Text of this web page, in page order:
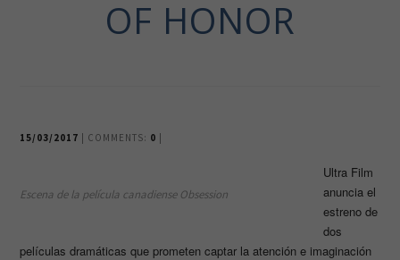
OF HONOR
15/03/2017 | COMMENTS: 0
Escena de la película canadiense Obsession
Ultra Film
anuncia el
estreno de
dos
películas dramáticas que prometen captar la atención e imaginación